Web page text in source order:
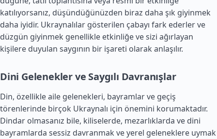
katılıyorsanız, düşündüğünüzden biraz daha şık giyinmek
daha iyidir. Ukraynalılar gösterilen çabayı fark ederler ve
düzgün giyinmek genellikle etkinliğe ve sizi ağırlayan
kişilere duyulan saygının bir işareti olarak anlaşılır.
Dini Gelenekler ve Saygılı Davranışlar
Din, özellikle aile gelenekleri, bayramlar ve geçiş
törenlerinde birçok Ukraynalı için önemini korumaktadır.
Dindar olmasanız bile, kiliselerde, mezarlıklarda ve dini
bayramlarda sessiz davranmak ve yerel geleneklere uymak